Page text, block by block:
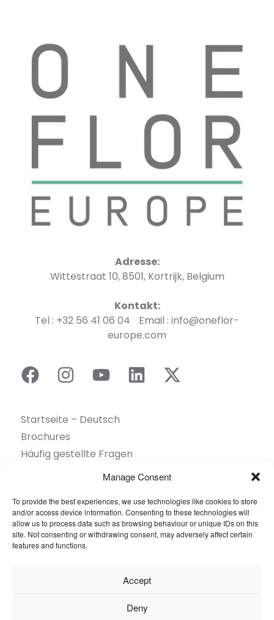
Manage Consent
To provide the best experiences, we use technologies like cookies to store
and/or access device information. Consenting to these technologies will
allow us to process data such as browsing behaviour or unique IDs on this
site. Not consenting or withdrawing consent, may adversely affect certain
features and functions.
Accept
Deny
Adresse:
Wittestraat 10, 8501, Kortrijk, Belgium
Kontakt:
Tel : +32 56 41 06 04 Email : info@oneflor-
europe.com
Startseite – Deutsch
Brochures
Häufig gestellte Fragen
Kontakt
Nachhaltigkeit
Unsere Projekte